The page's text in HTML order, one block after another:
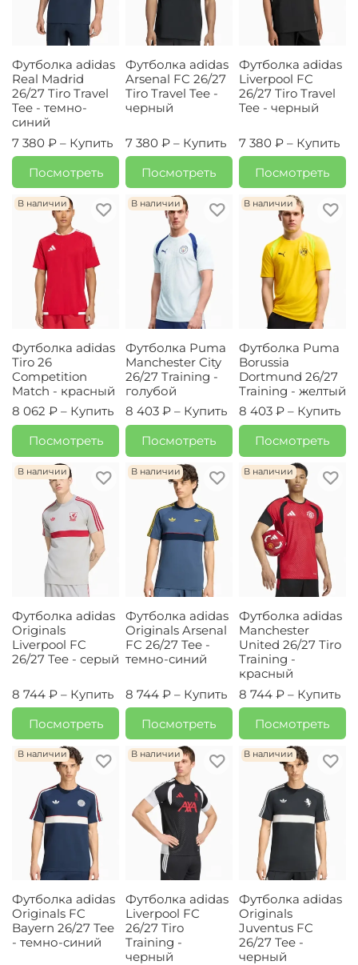
Футболка adidas
Real Madrid
26/27 Tiro Travel
Tee - темно-
синий
7 380 ₽ – Купить
Посмотреть
Футболка adidas
Arsenal FC 26/27
Tiro Travel Tee -
черный
7 380 ₽ – Купить
Посмотреть
Футболка adidas
Liverpool FC
26/27 Tiro Travel
Tee - черный
7 380 ₽ – Купить
Посмотреть
В наличии
Футболка adidas
Tiro 26
Competition
Match - красный
8 062 ₽ – Купить
Посмотреть
В наличии
Футболка Puma
Manchester City
26/27 Training -
голубой
8 403 ₽ – Купить
Посмотреть
В наличии
Футболка Puma
Borussia
Dortmund 26/27
Training - желтый
8 403 ₽ – Купить
Посмотреть
В наличии
Футболка adidas
Originals
Liverpool FC
26/27 Tee - серый
8 744 ₽ – Купить
Посмотреть
В наличии
Футболка adidas
Originals Arsenal
FC 26/27 Tee -
темно-синий
8 744 ₽ – Купить
Посмотреть
В наличии
Футболка adidas
Manchester
United 26/27 Tiro
Training -
красный
8 744 ₽ – Купить
Посмотреть
В наличии
Футболка adidas
Originals FC
Bayern 26/27 Tee
- темно-синий
В наличии
Футболка adidas
Liverpool FC
26/27 Tiro
Training -
черный
В наличии
Футболка adidas
Originals
Juventus FC
26/27 Tee -
черный